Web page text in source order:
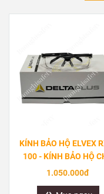
KÍNH BẢO HỘ ELVEX
100 - KÍNH BẢO HỘ
NGƯỜI BỊ CẬN
1.050.000đ